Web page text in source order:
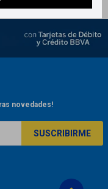
novedades!
SUSCRIBIRME